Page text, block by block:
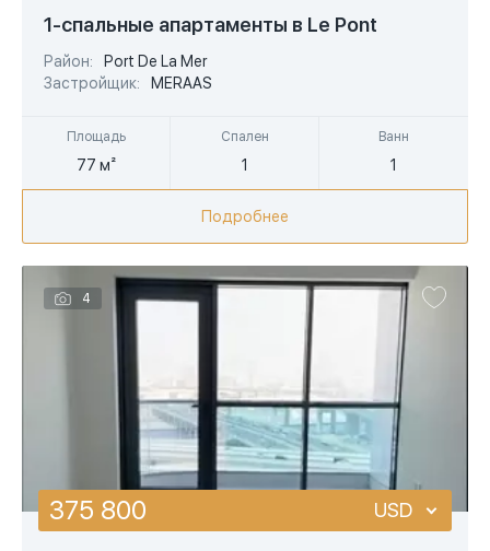
1-спальные апартаменты в Le Pont
Район:
Port De La Mer
Застройщик:
MERAAS
Площадь
77 м²
Спален
1
Ванн
1
Подробнее
4
375 800 USD